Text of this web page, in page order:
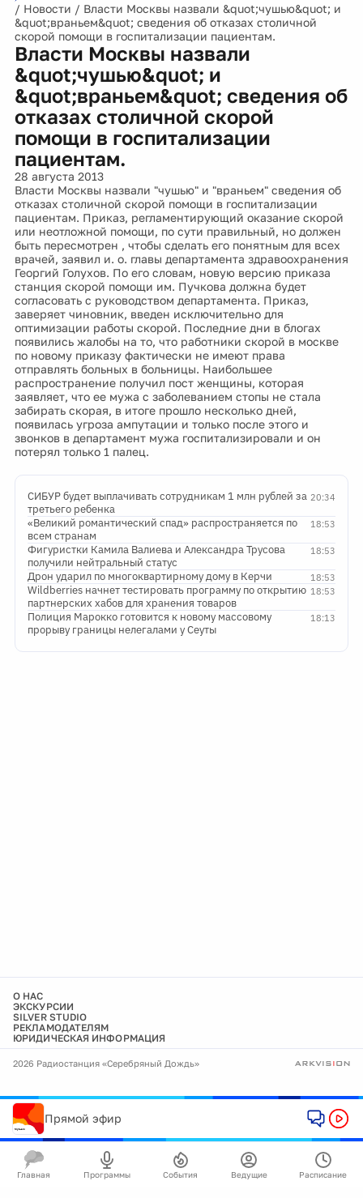
/ Новости / Власти Москвы назвали &quot;чушью&quot; и
&quot;враньем&quot; сведения об отказах столичной
скорой помощи в госпитализации пациентам.
Власти Москвы назвали
&quot;чушью&quot; и
&quot;враньем&quot; сведения об
отказах столичной скорой
помощи в госпитализации
пациентам.
28 августа 2013
Власти Москвы назвали "чушью" и "враньем" сведения об
отказах столичной скорой помощи в госпитализации
пациентам. Приказ, регламентирующий оказание скорой
или неотложной помощи, по сути правильный, но должен
быть пересмотрен , чтобы сделать его понятным для всех
врачей, заявил и. о. главы департамента здравоохранения
Георгий Голухов. По его словам, новую версию приказа
станция скорой помощи им. Пучкова должна будет
согласовать с руководством департамента. Приказ,
заверяет чиновник, введен исключительно для
оптимизации работы скорой. Последние дни в блогах
появились жалобы на то, что работники скорой в москве
по новому приказу фактически не имеют права
отправлять больных в больницы. Наибольшее
распространение получил пост женщины, которая
заявляет, что ее мужа с заболеванием стопы не стала
забирать скорая, в итоге прошло несколько дней,
появилась угроза ампутации и только после этого и
звонков в департамент мужа госпитализировали и он
потерял только 1 палец.
20:34
СИБУР будет выплачивать сотрудникам 1 млн рублей за
третьего ребенка
18:53
«Великий романтический спад» распространяется по
всем странам
18:53
Фигуристки Камила Валиева и Александра Трусова
получили нейтральный статус
18:53
Дрон ударил по многоквартирному дому в Керчи
18:53
Wildberries начнет тестировать программу по открытию
партнерских хабов для хранения товаров
18:13
Полиция Марокко готовится к новому массовому
прорыву границы нелегалами у Сеуты
О НАС
ЭКСКУРСИИ
SILVER STUDIO
РЕКЛАМОДАТЕЛЯМ
ЮРИДИЧЕСКАЯ ИНФОРМАЦИЯ
2026 Радиостанция «Серебряный Дождь»
Прямой эфир
Главная Программы События Ведущие Расписание